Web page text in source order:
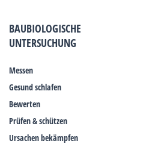
BAUBIOLOGISCHE
UNTERSUCHUNG
Messen
Gesund schlafen
Bewerten
Prüfen & schützen
Ursachen bekämpfen